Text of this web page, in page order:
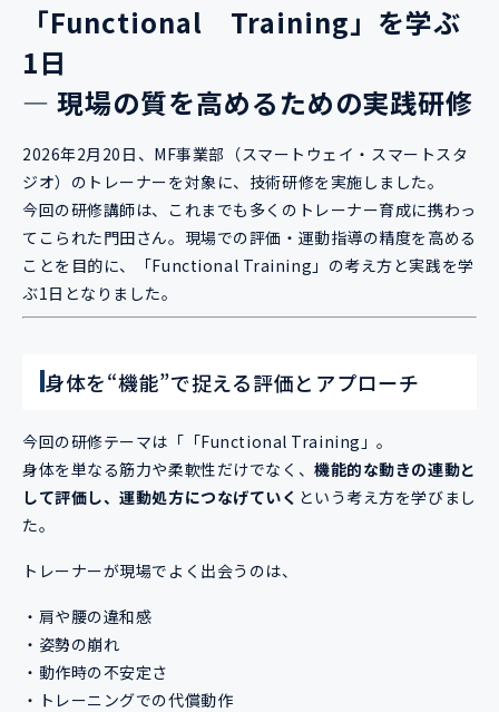
「Functional Training」を学ぶ
1日
― 現場の質を高めるための実践研修
2026年2月20日、MF事業部（スマートウェイ・スマートスタ
ジオ）のトレーナーを対象に、技術研修を実施しました。
今回の研修講師は、これまでも多くのトレーナー育成に携わっ
てこられた門田さん。現場での評価・運動指導の精度を高める
ことを目的に、「Functional Training」の考え方と実践を学
ぶ1日となりました。
身体を“機能”で捉える評価とアプローチ
今回の研修テーマは「「Functional Training」。
身体を単なる筋力や柔軟性だけでなく、機能的な動きの連動と
して評価し、運動処方につなげていく という考え方を学びまし
た。
トレーナーが現場でよく出会うのは、
・肩や腰の違和感
・姿勢の崩れ
・動作時の不安定さ
・トレーニングでの代償動作